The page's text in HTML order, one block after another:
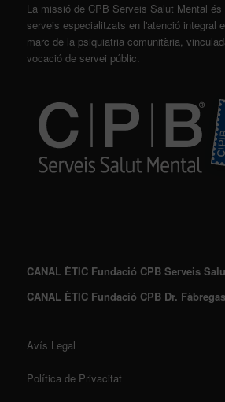
La missió de CPB Serveis Salut Mental
serveis especialitzats en l'atenció integral
marc de la psiquiatria comunitària,
vocació de servei públic.
CANAL ÈTIC Fundació CPB Serveis
CANAL ÈTIC Fundació CPB Dr. Fàbregas
Avís Legal
Política de Privacitat